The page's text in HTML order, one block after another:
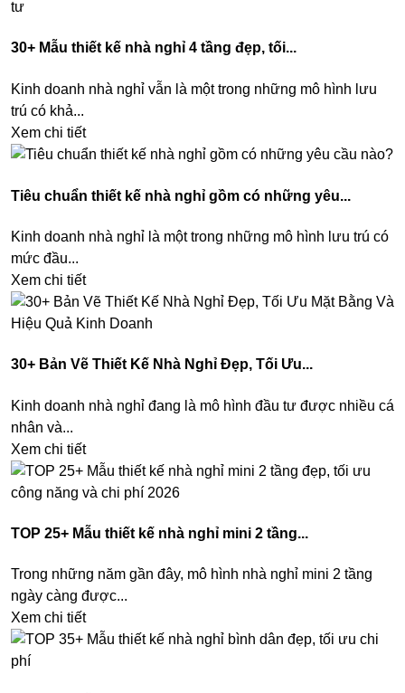
30+ Mẫu thiết kế nhà nghỉ 4 tầng đẹp, tối...
Kinh doanh nhà nghỉ vẫn là một trong những mô hình lưu
trú có khả...
Xem chi tiết
Tiêu chuẩn thiết kế nhà nghỉ gồm có những yêu...
Kinh doanh nhà nghỉ là một trong những mô hình lưu trú có
mức đầu...
Xem chi tiết
30+ Bản Vẽ Thiết Kế Nhà Nghỉ Đẹp, Tối Ưu...
Kinh doanh nhà nghỉ đang là mô hình đầu tư được nhiều cá
nhân và...
Xem chi tiết
TOP 25+ Mẫu thiết kế nhà nghỉ mini 2 tầng...
Trong những năm gần đây, mô hình nhà nghỉ mini 2 tầng
ngày càng được...
Xem chi tiết